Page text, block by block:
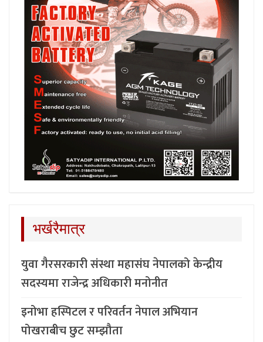
भर्खरैमात्र
युवा गैरसरकारी संस्था महासंघ नेपालको केन्द्रीय
सदस्यमा राजेन्द्र अधिकारी मनोनीत
इनोभा हस्पिटल र परिवर्तन नेपाल अभियान
पोखराबीच छुट सम्झौता